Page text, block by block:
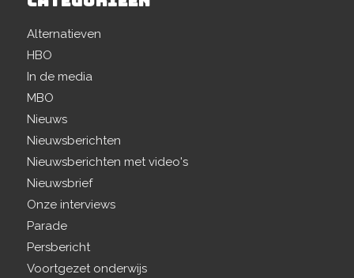
Alternatieven
HBO
In de media
MBO
Nieuws
Nieuwsberichten
Nieuwsberichten met video's
Nieuwsbrief
Onze interviews
Parade
Persbericht
Voortgezet onderwijs